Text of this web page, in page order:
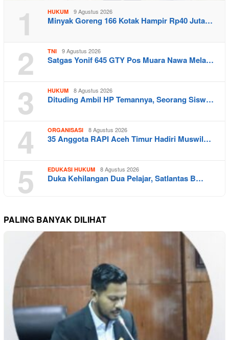
1 HUKUM 9 Agustus 2026
Minyak Goreng 166 Kotak Hampir Rp40 Juta…
2 TNI 9 Agustus 2026
Satgas Yonif 645 GTY Pos Muara Nawa Mela…
3 HUKUM 8 Agustus 2026
Dituding Ambil HP Temannya, Seorang Sisw…
4 ORGANISASI 8 Agustus 2026
35 Anggota RAPI Aceh Timur Hadiri Muswil…
5 EDUKASI HUKUM 8 Agustus 2026
Duka Kehilangan Dua Pelajar, Satlantas B…
PALING BANYAK DILIHAT